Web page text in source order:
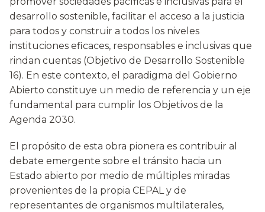
desarrollo sostenible, facilitar el acceso a la justicia
para todos y construir a todos los niveles
instituciones eficaces, responsables e inclusivas que
rindan cuentas (Objetivo de Desarrollo Sostenible
16). En este contexto, el paradigma del Gobierno
Abierto constituye un medio de referencia y un eje
fundamental para cumplir los Objetivos de la
Agenda 2030.
El propósito de esta obra pionera es contribuir al
debate emergente sobre el tránsito hacia un
Estado abierto por medio de múltiples miradas
provenientes de la propia CEPAL y de
representantes de organismos multilaterales,